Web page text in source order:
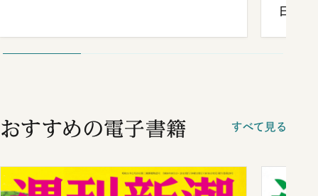
日米
おすすめの電子書籍 すべて見る